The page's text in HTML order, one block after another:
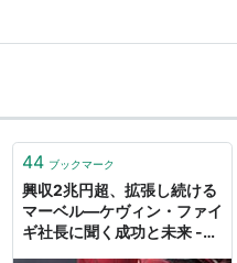
ン
ファースト・アベンジャー
作
作
作
（2008） 製作
ー：銀河の危機（2007）
44 ブックマーク
興収2兆円超、拡張し続ける
マーベル―ケヴィン・ファイ
ギ社長に聞く成功と未来 -